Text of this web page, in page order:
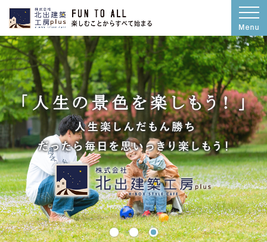
北出建築工房plus｜石川県小松市・加賀市・能美市の耐震等級3・ZEH住宅・デザ
設計士の代表自らご提案！石川県小松市・加賀市・能美市の注文住宅・耐震等級
石川県小松市・加賀市・能美市の耐震等級3・ZEH住宅・デザイン住宅なら株式会
1 2 3